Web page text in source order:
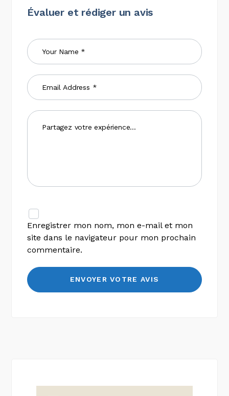
Évaluer et rédiger un avis
Enregistrer mon nom, mon e-mail et mon
site dans le navigateur pour mon prochain
commentaire.